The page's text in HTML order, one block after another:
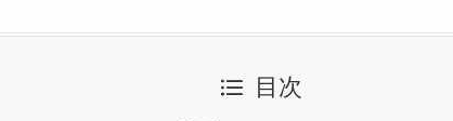
目次